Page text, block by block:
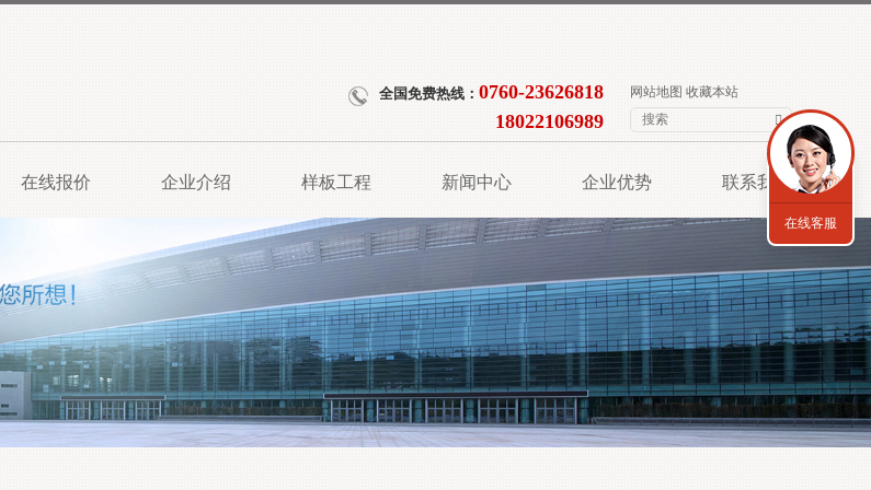
全国免费热线： 0760-23626818
18022106989
网站地图 收藏本站
在线报价 企业介绍 样板工程 新闻中心 企业优势 联系我们
在线客服